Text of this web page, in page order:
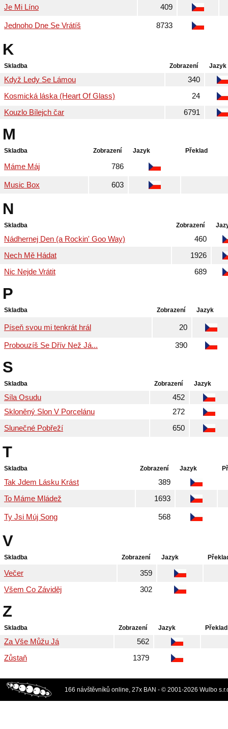
Je Mi Líno
409
Jednoho Dne Se Vrátíš 8733
K
Skladba Zobrazení Jazyk
Když Ledy Se Lámou
340
Kosmická láska (Heart Of Glass)
24
Kouzlo Bílejch čar
6791
M
Skladba Zobrazení Jazyk Překlad
Máme Máj 786
Music Box 603
N
Skladba Zobrazení
Nádhernej Den (a Rockin' Goo Way)
460
Nech Mě Hádat
1926
Nic Nejde Vrátit
689
P
Skladba Zobrazení Jazyk
Píseň svou mi tenkrát hrál 20
Probouzíš Se Dřív Než Já... 390
S
Skladba Zobrazení Jazyk
Síla Osudu
452
Skloněný Slon V Porcelánu
272
Slunečné Pobřeží
650
T
Skladba Zobrazení Jazyk
Tak Jdem Lásku Krást
389
To Máme Mládež
1693
Ty Jsi Múj Song 568
V
Skladba Zobrazení Jazyk
Večer
359
Všem Co Záviděj
302
Z
Skladba Zobrazení Jazyk Překlad
Za Vše Můžu Já
562
Zůstaň
1379
166 návštěvníků online, 27x BAN - © 2001-2026 Wulbo